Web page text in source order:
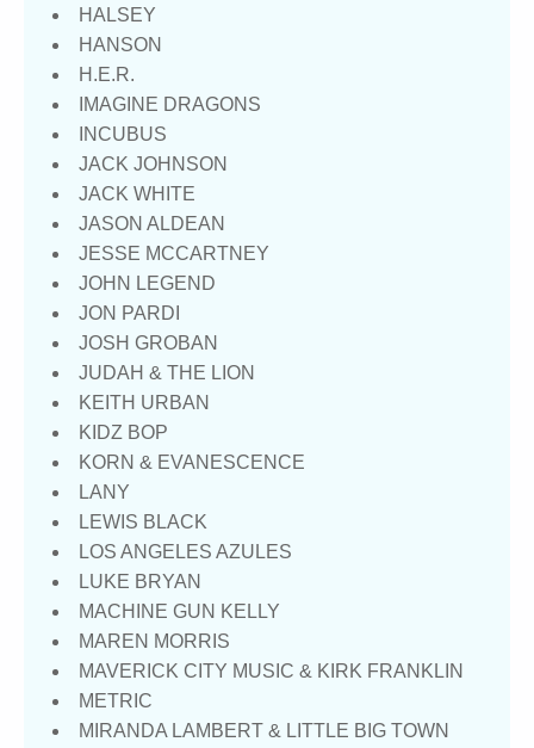
HALSEY
HANSON
H.E.R.
IMAGINE DRAGONS
INCUBUS
JACK JOHNSON
JACK WHITE
JASON ALDEAN
JESSE MCCARTNEY
JOHN LEGEND
JON PARDI
JOSH GROBAN
JUDAH & THE LION
KEITH URBAN
KIDZ BOP
KORN & EVANESCENCE
LANY
LEWIS BLACK
LOS ANGELES AZULES
LUKE BRYAN
MACHINE GUN KELLY
MAREN MORRIS
MAVERICK CITY MUSIC & KIRK FRANKLIN
METRIC
MIRANDA LAMBERT & LITTLE BIG TOWN